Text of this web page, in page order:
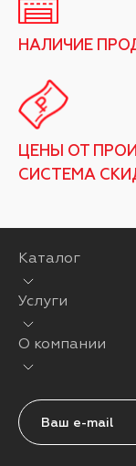
НАЛИЧИЕ
ЦЕНЫ ОТ
СИСТЕМА
Каталог
Услуги
О компании